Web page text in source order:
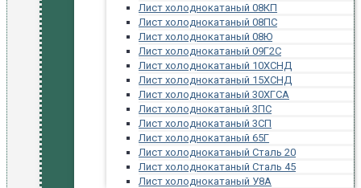
Лист холоднокатаный 08КП
Лист холоднокатаный 08ПС
Лист холоднокатаный 08Ю
Лист холоднокатаный 09Г2С
Лист холоднокатаный 10ХСНД
Лист холоднокатаный 15ХСНД
Лист холоднокатаный 30ХГСА
Лист холоднокатаный 3ПС
Лист холоднокатаный 3СП
Лист холоднокатаный 65Г
Лист холоднокатаный Сталь 20
Лист холоднокатаный Сталь 45
Лист холоднокатаный У8А